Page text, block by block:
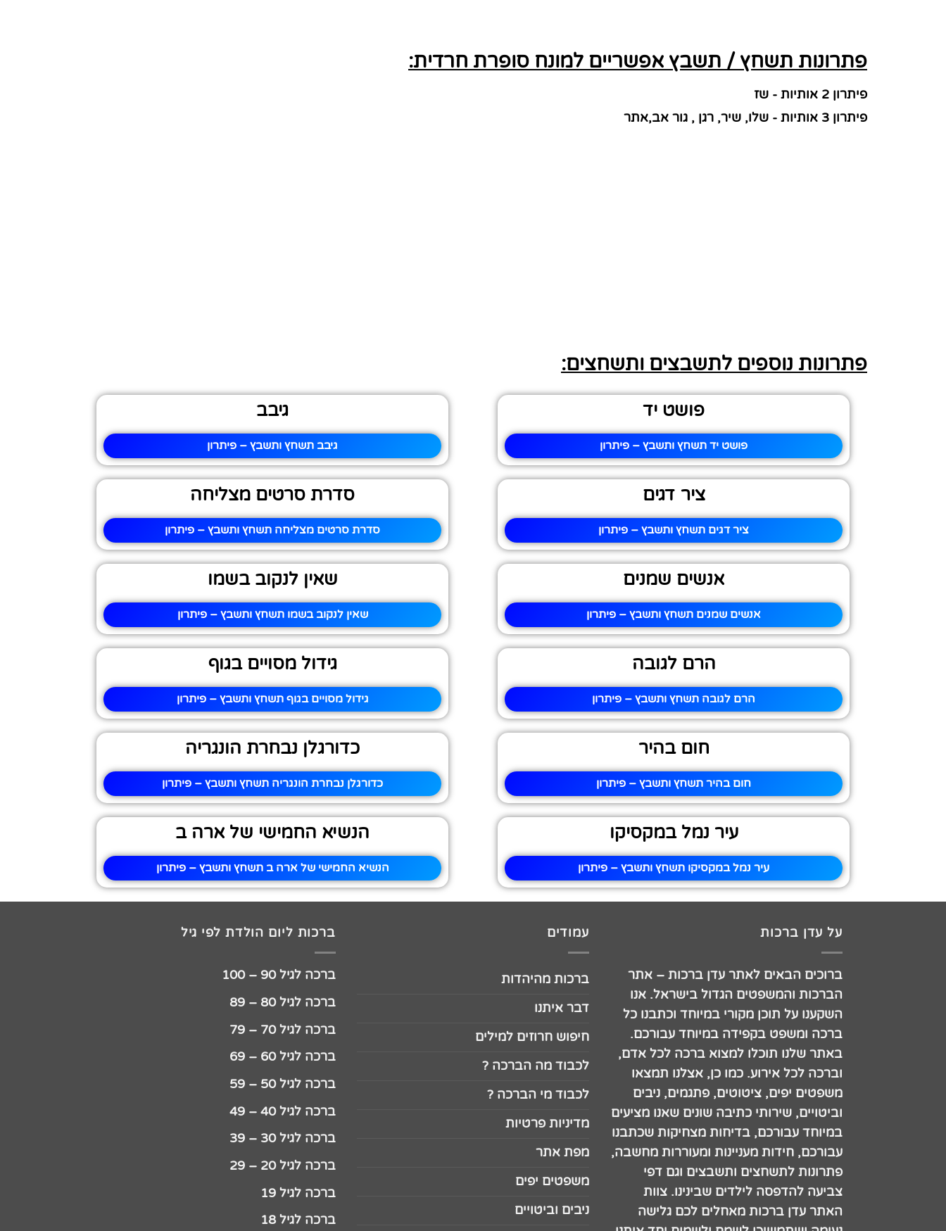
פתרונות תשחץ / תשבץ אפשריים למונח סופרת חרדית:
פיתרון 2 אותיות - שז
פיתרון 3 אותיות - שלו, שיר, רגן , גור אב,אתר
פתרונות נוספים לתשבצים ותשחצים:
פושט יד
פושט יד תשחץ ותשבץ – פיתרון
גיבב
גיבב תשחץ ותשבץ – פיתרון
ציר דגים
ציר דגים תשחץ ותשבץ – פיתרון
סדרת סרטים מצליחה
סדרת סרטים מצליחה תשחץ ותשבץ – פיתרון
אנשים שמנים
אנשים שמנים תשחץ ותשבץ – פיתרון
שאין לנקוב בשמו
שאין לנקוב בשמו תשחץ ותשבץ – פיתרון
הרם לגובה
הרם לגובה תשחץ ותשבץ – פיתרון
גידול מסויים בגוף
גידול מסויים בגוף תשחץ ותשבץ – פיתרון
חום בהיר
חום בהיר תשחץ ותשבץ – פיתרון
כדורגלן נבחרת הונגריה
כדורגלן נבחרת הונגריה תשחץ ותשבץ – פיתרון
עיר נמל במקסיקו
עיר נמל במקסיקו תשחץ ותשבץ – פיתרון
הנשיא החמישי של ארה ב
הנשיא החמישי של ארה ב תשחץ ותשבץ – פיתרון
על עדן ברכות
ברוכים הבאים לאתר עדן ברכות – אתר
הברכות והמשפטים הגדול בישראל. אנו
השקענו על תוכן מקורי במיוחד וכתבנו כל
ברכה ומשפט בקפידה במיוחד עבורכם.
באתר שלנו תוכלו למצוא ברכה לכל אדם,
וברכה לכל אירוע. כמו כן, אצלנו תמצאו
משפטים יפים, ציטוטים, פתגמים, ניבים
וביטויים, שירותי כתיבה שונים שאנו מציעים
במיוחד עבורכם, בדיחות מצחיקות שכתבנו
עבורכם, חידות מעניינות ומעוררות מחשבה,
פתרונות לתשחצים ותשבצים וגם דפי
צביעה להדפסה לילדים שבינינו. צוות
האתר עדן ברכות מאחלים לכם גלישה
עמודים
ברכות מהיהדות
דבר איתנו
חיפוש חרוזים למילים
לכבוד מה הברכה ?
לכבוד מי הברכה ?
מדיניות פרטיות
מפת אתר
משפטים יפים
ניבים וביטויים
ברכות ליום הולדת לפי גיל
ברכה לגיל 90 – 100
ברכה לגיל 80 – 89
ברכה לגיל 70 – 79
ברכה לגיל 60 – 69
ברכה לגיל 50 – 59
ברכה לגיל 40 – 49
ברכה לגיל 30 – 39
ברכה לגיל 20 – 29
ברכה לגיל 19
ברכה לגיל 18